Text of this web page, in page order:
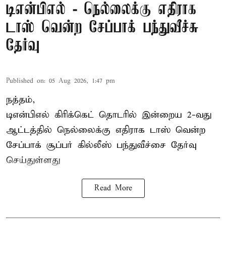
டிஎன்பிஎல் - நெல்லைக்கு எதிராக
டாஸ் வென்ற சேப்பாக் பந்துவீச்சு
தேர்வு
Published on: 05 Aug 2026, 1:47 pm
நத்தம்,
டிஎன்பிஎல் கிரிக்கெட் தொடரில் இன்றைய 2-வது
ஆட்டத்தில் நெல்லைக்கு எதிராக டாஸ் வென்ற
சேப்பாக் சூப்பர் கில்லீஸ் பந்துவீச்சை தேர்வு
செய்துள்ளது
Read More